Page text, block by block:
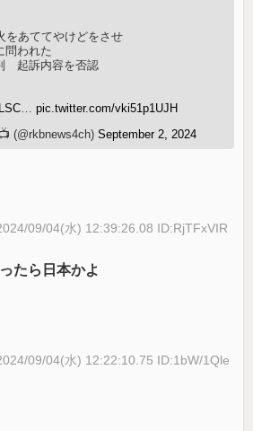
あててやけどをさせ
問われた
起訴内容を否認
…pic.twitter.com/vki51p1UJH
(@rkbnews4ch)September 2, 2024
09/04(水) 12:39:26.08 ID:RjTFxVIR
たら日本かよ
09/04(水) 12:22:10.75 ID:1bW/1Qle